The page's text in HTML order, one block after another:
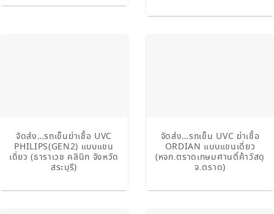
จัดส่ง…รถเข็นฆ่าเชื้อ UVC
PHILIPS(GEN2) แบบแขน
เดี่ยว (ธาราเวช คลินิก จังหวัด
สระบุรี)
จัดส่ง…รถเข็น UVC ฆ่าเชื้อ
ORDIAN แบบแขนเดี่ยว
(หจก.ตราดเกษมศานติ์ค้าวัสดุ
จ.ตราด)